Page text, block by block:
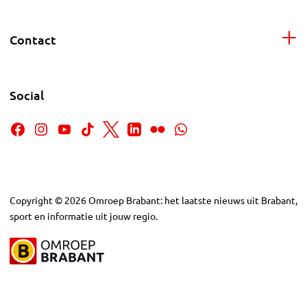
Contact
Social
Copyright © 2026Omroep Brabant: het laatste nieuws uit Brabant,
sport en informatie uit jouw regio.